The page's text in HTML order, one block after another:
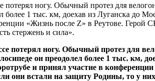
ногу. Обычный протез для
1 тыс. км, доехав из Луганска до
«Жизнь после Z» в Реутове.
стержень и сила».
потерял ногу. Обычный протез для
он преодолел более 1 тыс. км,
и принял участие в
они встали на защиту Родины, то у